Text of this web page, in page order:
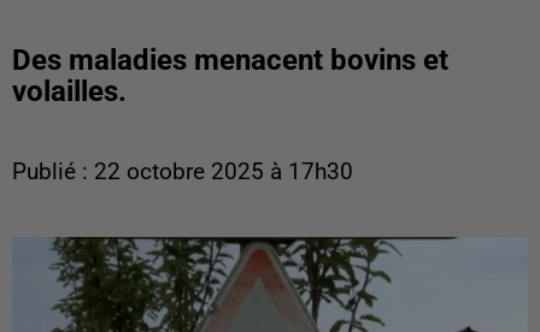
Des maladies menacent bovins et
volailles.
Publié : 22 octobre 2025 à 17h30